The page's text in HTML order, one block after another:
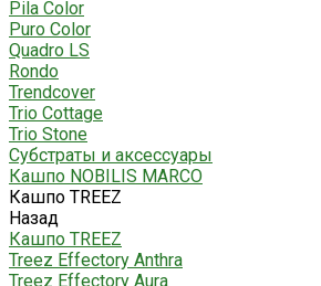
Pila Color
Puro Color
Quadro LS
Rondo
Trendcover
Trio Cottage
Trio Stone
Субстраты и аксессуары
Кашпо NOBILIS MARCO
Кашпо TREEZ
Назад
Кашпо TREEZ
Treez Effectory Anthra
Treez Effectory Aura